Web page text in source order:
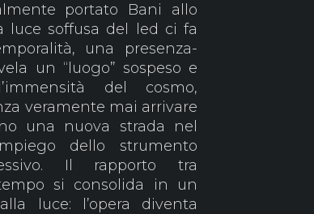
portato Bani allo
luce soffusa del led ci fa
una presenza-
un “luogo” sospeso e
del cosmo,
veramente mai arrivare
una nuova strada nel
dello strumento
Il rapporto tra
si consolida in un
luce: l’opera diventa